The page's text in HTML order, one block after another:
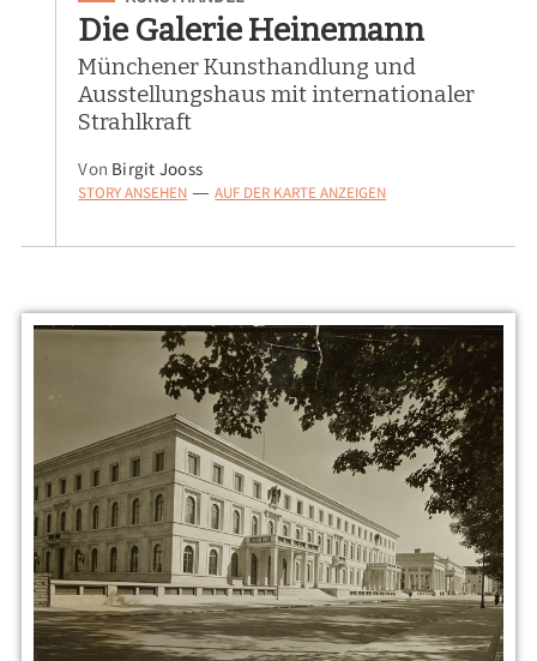
Die Galerie Heinemann
Münchener Kunsthandlung und
Ausstellungshaus mit internationaler
Strahlkraft
Von Birgit Jooss
STORY ANSEHEN — AUF DER KARTE ANZEIGEN